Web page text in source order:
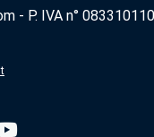
- P. IVA n°